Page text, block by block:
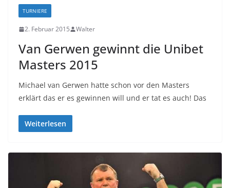
TURNIERE
2. Februar 2015 Walter
Van Gerwen gewinnt die Unibet
Masters 2015
Michael van Gerwen hatte schon vor den Masters
erklärt das er es gewinnen will und er tat es auch! Das
Weiterlesen